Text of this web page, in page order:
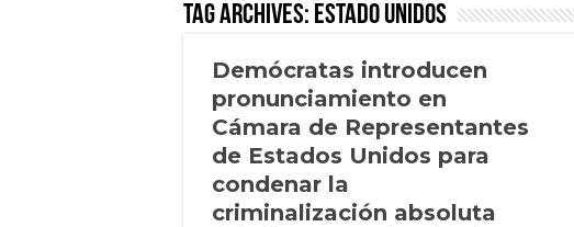
Tag Archives: Estado Unidos
Demócratas introducen
pronunciamiento en
Cámara de Representantes
de Estados Unidos para
condenar la
criminalización absoluta